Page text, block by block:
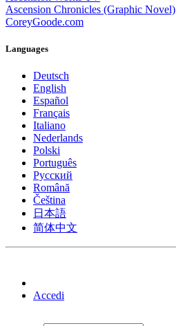
Ascension Chronicles (Graphic Novel)
CoreyGoode.com
Languages
Deutsch
English
Español
Français
Italiano
Nederlands
Polski
Português
Pусский
Română
Čeština
日本語
简体中文
Accedi